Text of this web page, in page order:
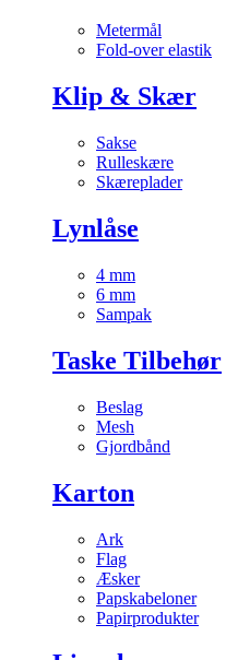
Metermål
Fold-over elastik
Klip & Skær
Sakse
Rulleskære
Skæreplader
Lynlåse
4 mm
6 mm
Sampak
Taske Tilbehør
Beslag
Mesh
Gjordbånd
Karton
Ark
Flag
Æsker
Papskabeloner
Papirprodukter